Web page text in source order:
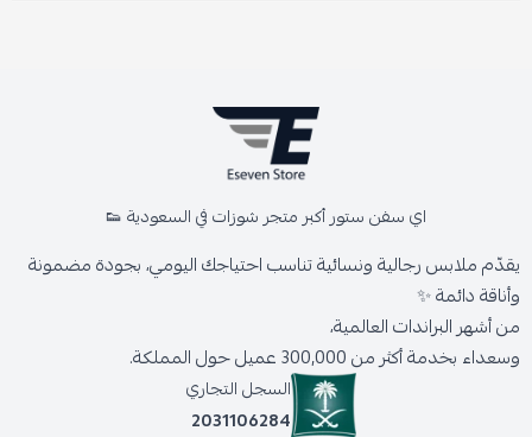
اي سفن ستور أكبر متجر شوزات في السعودية 👟
يقدّم ملابس رجالية ونسائية تناسب احتياجك اليومي، بجودة مضمونة
وأناقة دائمة ✨
من أشهر البراندات العالمية،
وسعداء بخدمة أكثر من 300,000 عميل حول المملكة.
السجل التجاري
2031106284